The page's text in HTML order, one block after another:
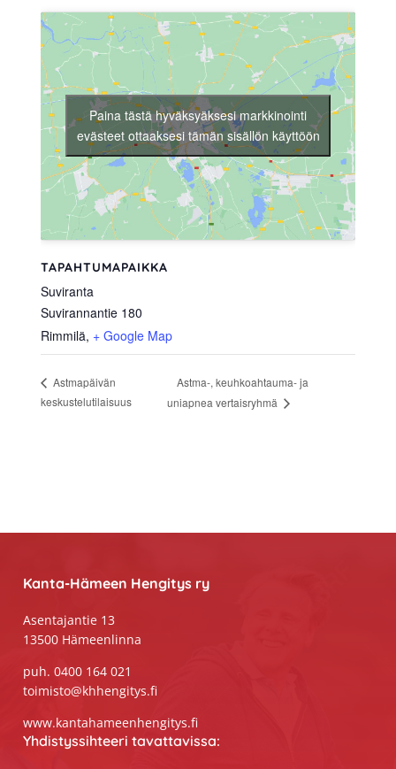
TAPAHTUMAPAIKKA
Suviranta
Suvirannantie 180
Rimmilä, + Google Map
Paina tästä hyväksyäksesi markkinointi
evästeet ottaaksesi tämän sisällön käyttöön
Astmapäivän
keskustelutilaisuus
Astma-, keuhkoahtauma- ja
uniapnea vertaisryhmä
Kanta-Hämeen Hengitys ry
Asentajantie 13
13500 Hämeenlinna
puh. 0400 164 021
toimisto@khhengitys.fi
www.kantahameenhengitys.fi
Yhdistyssihteeri tavattavissa: